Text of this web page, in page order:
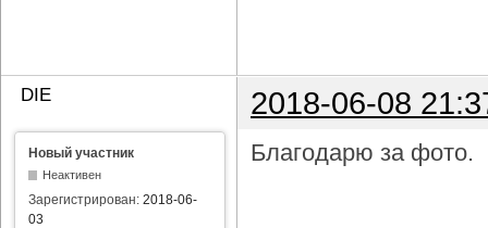
DIE 2018-06-08
Новый участник
Неактивен
Зарегистрирован: 2018-06-
03
Благодарю за фото.